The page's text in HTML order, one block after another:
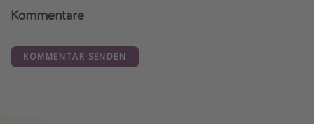
Kommentare
KOMMENTAR SENDEN